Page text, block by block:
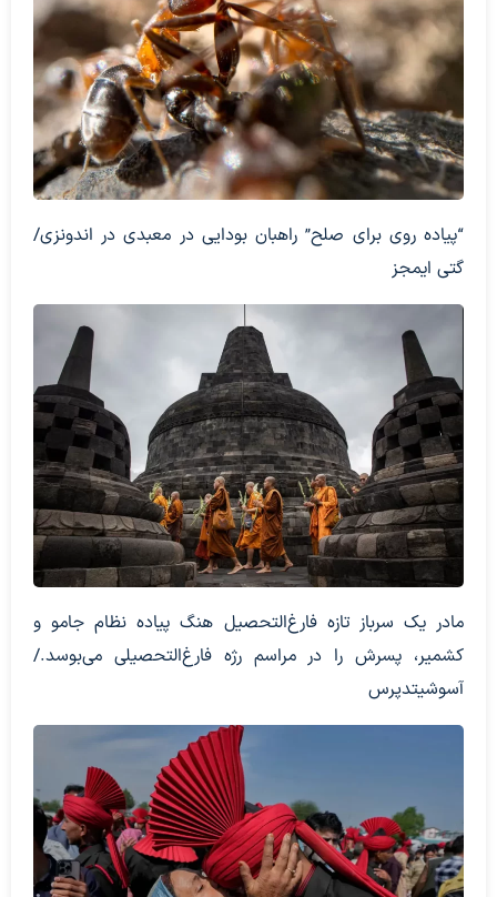
“پیاده روی برای صلح” راهبان بودایی در معبدی در اندونزی/
گتی ایمجز
مادر یک سرباز تازه فارغ‌التحصیل هنگ پیاده نظام جامو و
کشمیر، پسرش را در مراسم رژه فارغ‌التحصیلی می‌بوسد./
آسوشیتدپرس